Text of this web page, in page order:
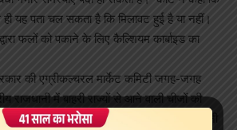
यह पता चल सकता है कि मिलावट हुई है या नहीं।
फलों को पकाने के लिए कैल्शियम कार्बाइड का
की एग्रीकल्चरल मार्केट कमिटी जगह-जगह
राजधानी में बाहरी राज्यों से आने वाली चीजों की
और टेस्टिंग बड़े स्तर पर और नियमित रूप से होनी